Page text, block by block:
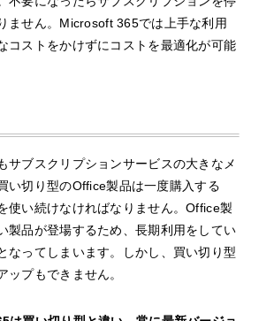
ません。Microsoft 365では上手な利用
コストをかけずにコストを最適化が可能
サブスクリプションサービスの大きなメ
い切り型のOffice製品は一度購入する
使い続けなければなりません。Office製
製品が登場するため、長期利用をしてい
なってしまいます。しかし、買い切り型
ップもできません。